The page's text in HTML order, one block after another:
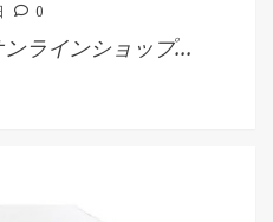
0
ラインショップ...